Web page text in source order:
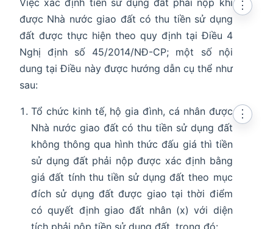
được Nhà nước giao đất có thu tiền sử dụng
đất được thực hiện theo quy định tại Điều 4
Nghị định số 45/2014/NĐ-CP; một số nội
dung tại Điều này được hướng dẫn cụ thể như
sau:
⋮
Tổ chức kinh tế, hộ gia đình, cá nhân được
Nhà nước giao đất có thu tiền sử dụng đất
không thông qua hình thức đấu giá thì tiền
sử dụng đất phải nộp được xác định bằng
giá đất tính thu tiền sử dụng đất theo mục
đích sử dụng đất được giao tại thời điểm
có quyết định giao đất nhân (x) với diện
tích phải nộp tiền sử dụng đất, trong đó:
⋮